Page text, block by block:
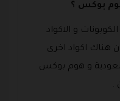
بوكس ؟
و الاكواد
هناك اكواد اخرى
و هوم بوكس
.